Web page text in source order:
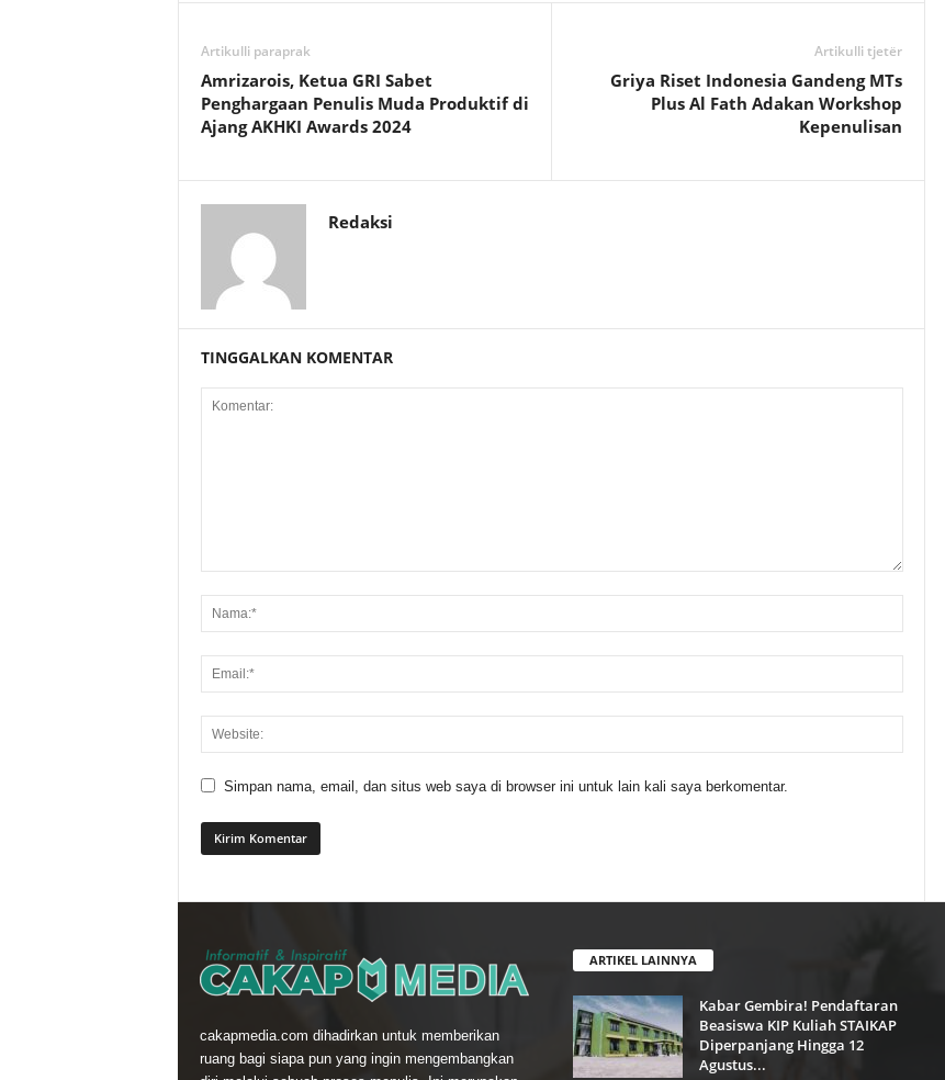
Artikulli paraprak
Amrizarois, Ketua GRI Sabet
Penghargaan Penulis Muda Produktif di
Ajang AKHKI Awards 2024
Artikulli tjetër
Griya Riset Indonesia Gandeng MTs
Plus Al Fath Adakan Workshop
Kepenulisan
Redaksi
TINGGALKAN KOMENTAR
Simpan nama, email, dan situs web saya di browser ini untuk lain kali saya berkomentar.
cakapmedia.com dihadirkan untuk memberikan
ruang bagi siapa pun yang ingin mengembangkan
ARTIKEL LAINNYA
Kabar Gembira! Pendaftaran
Beasiswa KIP Kuliah STAIKAP
Diperpanjang Hingga 12
Agustus...